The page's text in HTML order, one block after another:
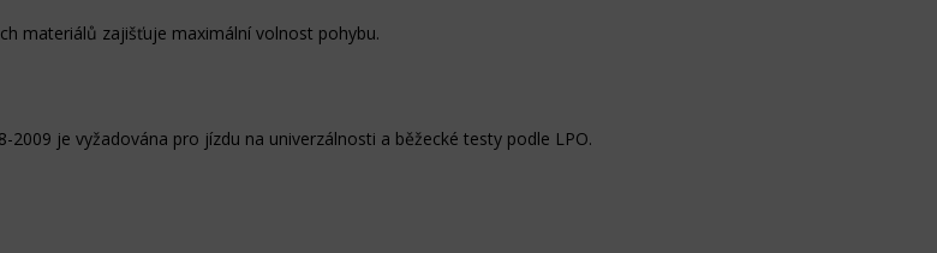
materiálů zajišťuje maximální volnost pohybu.
je vyžadována pro jízdu na univerzálnosti a běžecké testy podle LPO.